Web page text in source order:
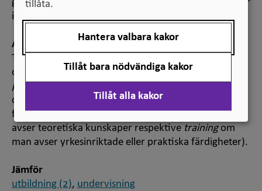
ges inom och som leder till kunskaper och färdigheter
inom ett visst område eller för ett visst yrke
Anmärkning
Termen
används dels om undervisningen
och lärandet (på engelska:courses and study
programmes
det vill säga de sammanlagda kunskaperna och
färdigheterna (på engelska oftast
avser teoretiska kunskaper respektive trainingom
man avser yrkesinriktade eller praktiska färdigheter).
Jämför
utbildning (2), undervisning
tillåta.
Hantera valbara kakor
Tillåt bara nödvändiga kakor
Tillåt alla kakor